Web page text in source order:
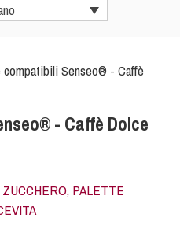
compatibili Senseo® - Caffè
- Caffè Dolce